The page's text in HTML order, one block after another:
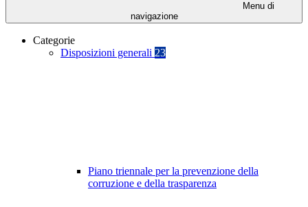
Menu di
navigazione
Categorie
Disposizioni generali 23
Piano triennale per la prevenzione della
corruzione e della trasparenza